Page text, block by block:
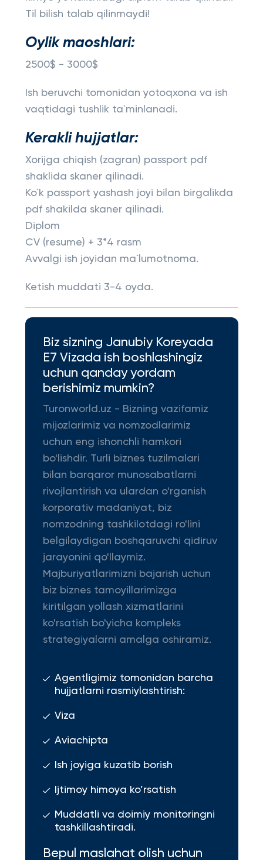
Til bilish talab qilinmaydi!
Oylik maoshlari:
2500$ - 3000$
Ish beruvchi tomonidan yotoqxona va ish
vaqtidagi tushlik ta`minlanadi.
Kerakli hujjatlar:
Xorijga chiqish (zagran) passport pdf
shaklida skaner qilinadi.
Ko`k passport yashash joyi bilan birgalikda
pdf shakilda skaner qilinadi.
Diplom
CV (resume) + 3*4 rasm
Avvalgi ish joyidan ma`lumotnoma.
Ketish muddati 3-4 oyda.
Biz sizning Janubiy Koreyada
E7 Vizada ish boshlashingiz
uchun qanday yordam
berishimiz mumkin?
Turonworld.uz - Bizning vazifamiz
mijozlarimiz va nomzodlarimiz
uchun eng ishonchli hamkori
bo'lishdir. Turli biznes tuzilmalari
bilan barqaror munosabatlarni
rivojlantirish va ulardan o'rganish
korporativ madaniyat, biz
nomzodning tashkilotdagi ro'lini
belgilaydigan boshqaruvchi qidiruv
jarayonini qo'llaymiz.
Majburiyatlarimizni bajarish uchun
biz biznes tamoyillarimizga
kiritilgan yollash xizmatlarini
ko'rsatish bo'yicha kompleks
strategiyalarni amalga oshiramiz.
Agentligimiz tomonidan barcha
hujjatlarni rasmiylashtirish:
Viza
Aviachipta
Ish joyiga kuzatib borish
Ijtimoy himoya ko’rsatish
Muddatli va doimiy monitoringni
tashkillashtiradi.
Bepul maslahat olish uchun